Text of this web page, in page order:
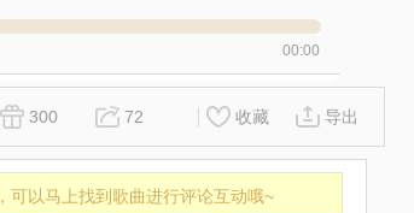
00:00
300 72 收藏 导出
，可以马上找到歌曲进行评论互动哦~